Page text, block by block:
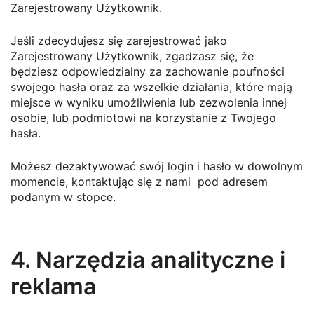
Zarejestrowany Użytkownik.
Jeśli zdecydujesz się zarejestrować jako
Zarejestrowany Użytkownik, zgadzasz się, że
będziesz odpowiedzialny za zachowanie poufności
swojego hasła oraz za wszelkie działania, które mają
miejsce w wyniku umożliwienia lub zezwolenia innej
osobie, lub podmiotowi na korzystanie z Twojego
hasła.
Możesz dezaktywować swój login i hasło w dowolnym
momencie, kontaktując się z nami pod adresem
podanym w stopce.
4. Narzędzia analityczne i
reklama